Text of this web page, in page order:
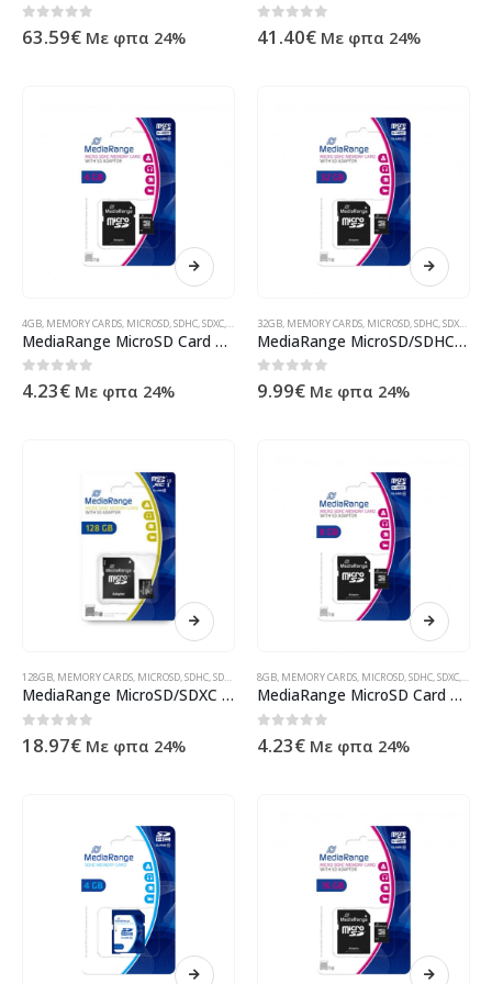
0out of 5
63.59€ Με φπα 24% 0out of 5
41.40€ Με φπα 24%
4GB MEMORY CARDS MICROSD SDHC SDXC STORAGE MEDIA,ΠΡΟΪΌΝΤΑ ΠΛΗΡΟΦΟΡΙΚΉΣ -
MediaRange MicroSD Card 4GB CL.10 inkl. Adapter MR956
0out of 5
4.23€ Με φπα 24%
32GB MEMORY CARDS MICROSD SDHC SDXC
MediaRange MicroSD/SDHC Card 32GB SD CL.10 inkl. Adapter MR959
0out of 5
9.99€ Με φπα 24%
128GB, MEMORY CARDS, MICROSD,SDHC,SDXC STORAGE MEDIA,ΠΡΟΪΌΝΤΑ ΠΛΗΡΟΦΟΡΙΚΉΣ -
MediaRange MicroSD/SDXC Card 128GB UHS-1 Cl.10 inkl. Adapter MR945
0 out of 5
18.97€ Με φπα 24%
8GB, MEMORY CARDS, MICROSD,SDHC,SDXC,
MediaRange MicroSD Card 8GB CL.10 inkl. Adapter MR957
0out of 5
4.23€ Με φπα 24%